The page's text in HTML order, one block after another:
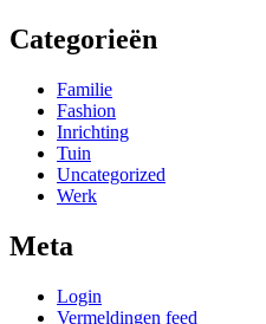
Categorieën
Familie
Fashion
Inrichting
Tuin
Uncategorized
Werk
Meta
Login
Vermeldingen feed